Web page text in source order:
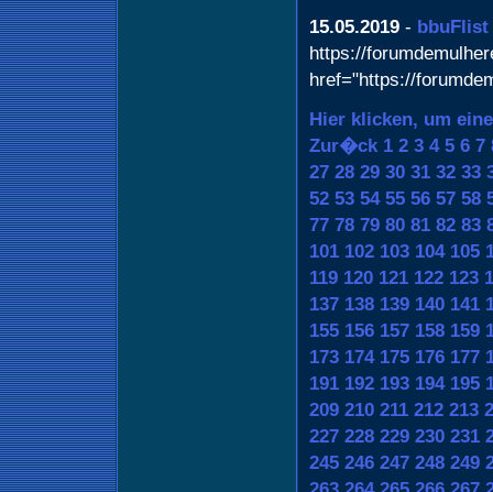
15.05.2019 - bbuFlist
https://
href="https://
Hier klicken, um
Zur�ck 1 2 3 4 5 6 7
27 28 29 30 31 32 33
52 53 54 55 56 57 58
77 78 79 80 81 82 83
101 102 103 104 105
119 120 121 122 123
137 138 139 140 141
155 156 157 158 159
173 174 175 176 177
191 192 193 194 195
209 210 211 212 213
227 228 229 230 231
245 246 247 248 249